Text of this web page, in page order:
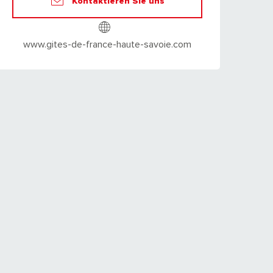
www.gites-de-france-haute-savoie.com